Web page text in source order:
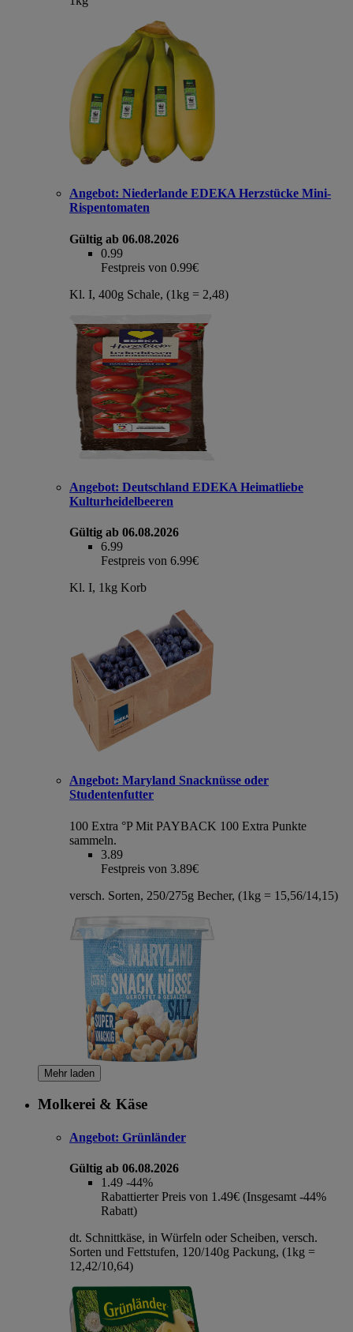
Angebot: Niederlande EDEKA Herzstücke Mini-
Rispentomaten
Gültig ab 06.08.2026
0.99
Festpreis von 0.99€
Kl. I, 400g Schale, (1kg = 2,48)
Angebot: Deutschland EDEKA Heimatliebe
Kulturheidelbeeren
Gültig ab 06.08.2026
6.99
Festpreis von 6.99€
Kl. I, 1kg Korb
Angebot: Maryland Snacknüsse oder
Studentenfutter
100 Extra °P Mit PAYBACK 100 Extra Punkte
sammeln.
3.89
Festpreis von 3.89€
versch. Sorten, 250/275g Becher, (1kg = 15,56/14,15)
Mehr laden
Molkerei & Käse
Angebot: Grünländer
Gültig ab 06.08.2026
1.49 -44%
Rabattierter Preis von 1.49€ (Insgesamt -44%
Rabatt)
dt. Schnittkäse, in Würfeln oder Scheiben, versch.
Sorten und Fettstufen, 120/140g Packung, (1kg =
12,42/10,64)